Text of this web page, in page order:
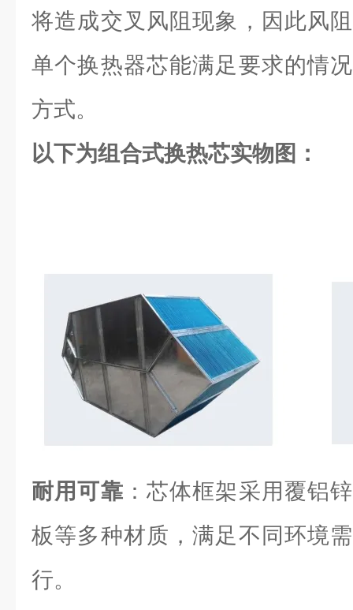
将造成交叉风阻现象，因此风
单个换热器芯能满足要求的情
方式。
以下为组合式换热芯实物图：
耐用可靠 ：芯体框架采用覆铝
板等多种材质，满足不同环境
行。